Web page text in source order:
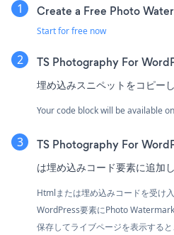
Create a Free Photo
Start for free now
TS Photography For
埋め込みスニペットをコピー
Your code block will be available
TS Photography For
は埋め込みコード要素に追加
Htmlまたは埋め込みコードを受け
WordPress要素にPhoto
保存してライブページを表示する